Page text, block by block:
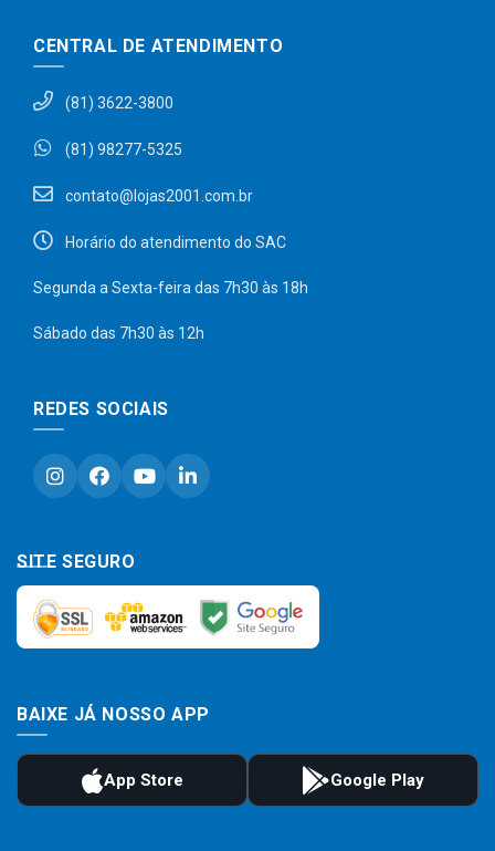
CENTRAL DE ATENDIMENTO
(81) 3622-3800
(81) 98277-5325
contato@lojas2001.com.br
Horário do atendimento do SAC
Segunda a Sexta-feira das 7h30 às 18h
Sábado das 7h30 às 12h
REDES SOCIAIS
SITE SEGURO
BAIXE JÁ NOSSO APP